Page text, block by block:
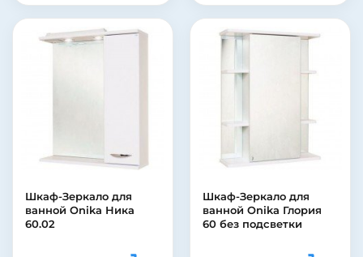
Шкаф-Зеркало для
ванной Onika Ника
60.02
Шкаф-Зеркало для
ванной Onika Глория
60 без подсветки